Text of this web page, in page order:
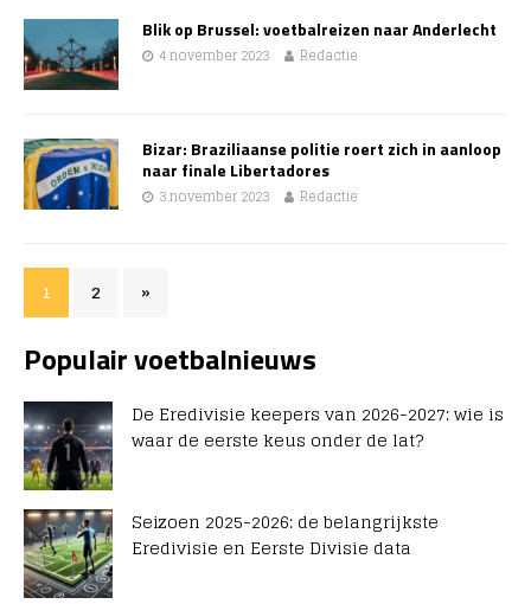
Blik op Brussel: voetbalreizen naar Anderlecht
4 november 2023 Redactie
Bizar: Braziliaanse politie roert zich in aanloop
naar finale Libertadores
3 november 2023 Redactie
1 2 »
Populair voetbalnieuws
De Eredivisie keepers van 2026-2027: wie is
waar de eerste keus onder de lat?
Seizoen 2025-2026: de belangrijkste
Eredivisie en Eerste Divisie data